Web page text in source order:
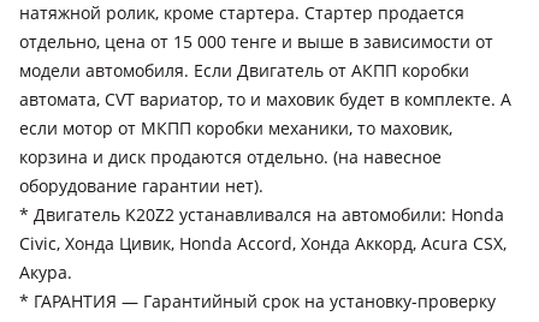
натяжной ролик, кроме стартера. Стартер продается
отдельно, цена от 15 000 тенге и выше в зависимости от
модели автомобиля. Если Двигатель от АКПП коробки
автомата, CVT вариатор, то и маховик будет в комплекте. А
если мотор от МКПП коробки механики, то маховик,
корзина и диск продаются отдельно. (на навесное
оборудование гарантии нет).
* Двигатель K20Z2 устанавливался на автомобили: Honda
Civic, Хонда Цивик, Honda Accord, Хонда Аккорд, Acura CSX,
Акура.
* ГАРАНТИЯ — Гарантийный срок на установку-проверку